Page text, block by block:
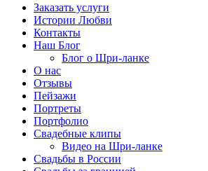
Заказать услуги
Истории Любви
Контакты
Наш Блог
Блог о Шри-ланке
О нас
Отзывы
Пейзажи
Портреты
Портфолио
Свадебные клипы
Видео на Шри-ланке
Свадьбы в России